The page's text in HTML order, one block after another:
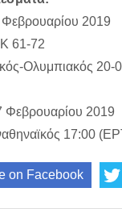
Φεβρουαρίου 2019
61-72
Ολυμπιακός 20-0
Φεβρουαρίου 2019
17:00
on Facebook